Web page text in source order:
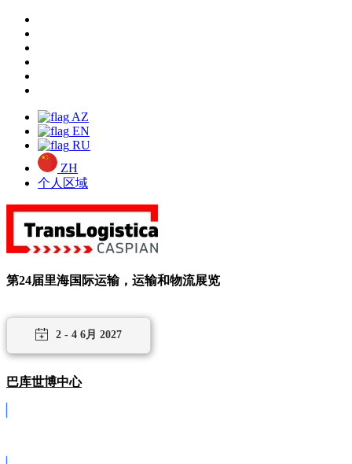
AZ
EN
RU
ZH
个人区域
第24届里海国际运输，运输和物流展览
2 - 4 6月 2027
巴库世博中心